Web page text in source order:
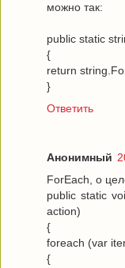
можно так:
public static
{
return
}
Ответить
Анонимный
ForEach, о
public static
action)
{
foreach (var
{